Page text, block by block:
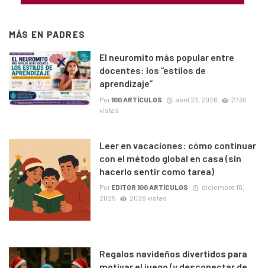
MÁS EN PADRES
El neuromito más popular entre
docentes: los “estilos de
aprendizaje”
Por100 ARTÍCULOS abril 23, 2026
2730
vistas
Leer en vacaciones: cómo continuar
con el método global en casa (sin
hacerlo sentir como tarea)
Por EDITOR 100 ARTÍCULOS
diciembre 10,
2025
2026 vistas
Regalos navideños divertidos para